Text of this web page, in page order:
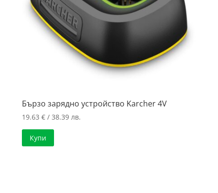
Бързо зарядно устройство Karcher 4V
19.63 €/ 38.39 лв.
Купи